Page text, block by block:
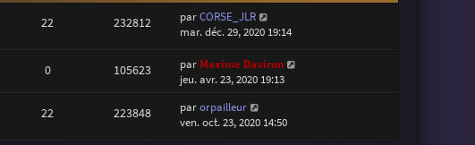
22 232812 parCORSE_JLR
mar. déc. 29, 2020 19:14
0 105623 par Maxime Daviron
jeu. avr. 23, 2020 19:13
22 223848 parorpailleur
ven. oct. 23, 2020 14:50